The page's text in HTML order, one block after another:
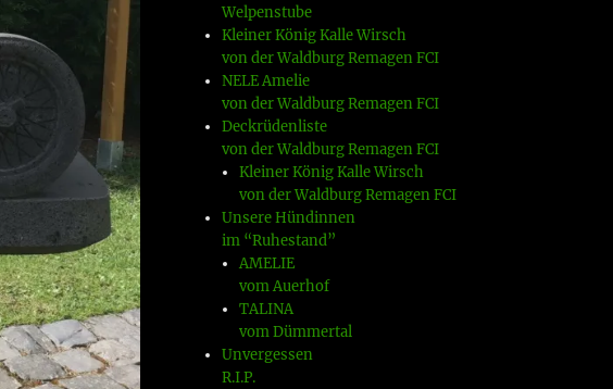
Welpenstube
Kleiner König Kalle Wirsch
von der Waldburg Remagen FCI
NELE Amelie
von der Waldburg Remagen FCI
Deckrüdenliste
von der Waldburg Remagen FCI
Kleiner König Kalle Wirsch
von der Waldburg Remagen FCI
Unsere Hündinnen
im “Ruhestand”
AMELIE
vom Auerhof
TALINA
vom Dümmertal
Unvergessen
R.I.P.